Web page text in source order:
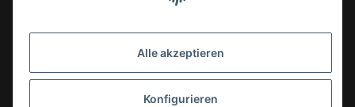
Alle akzeptieren
Konfigurieren